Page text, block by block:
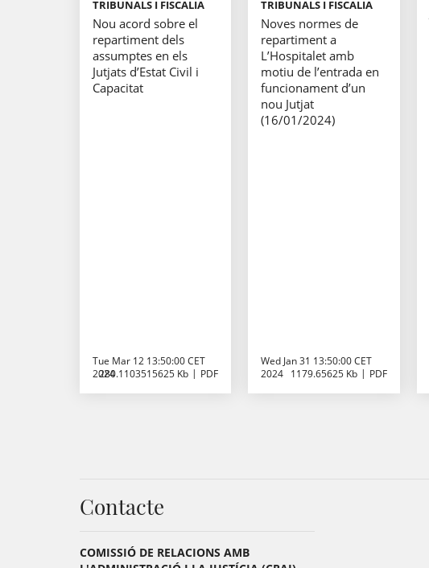
TRIBUNALS I FISCALIA
Nou acord sobre el
repartiment dels
assumptes en els
Jutjats d’Estat Civil i
Capacitat
Tue Mar 12 13:50:00 CET
2024
280.1103515625 Kb PDF
TRIBUNALS I FISCALIA
Noves normes de
repartiment a
L’Hospitalet amb
motiu de l’entrada en
funcionament d’un
nou Jutjat
(16/01/2024)
Wed Jan 31 13:50:00 CET
2024 1179.65625 Kb PDF
Contacte
COMISSIÓ DE RELACIONS AMB